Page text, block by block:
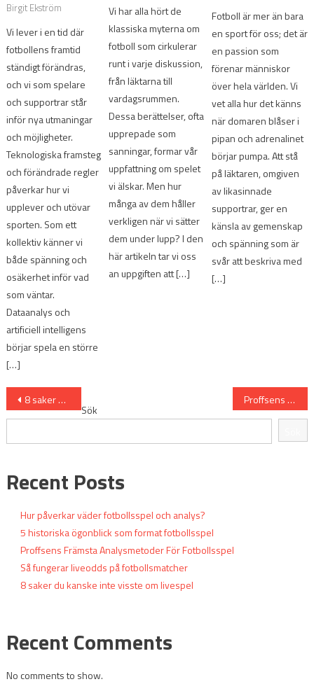
Birgit Ekström
Vi lever i en tid där
fotbollens framtid
ständigt förändras,
och vi som spelare
och supportrar står
inför nya utmaningar
och möjligheter.
Teknologiska framsteg
och förändrade regler
påverkar hur vi
upplever och utövar
sporten. Som ett
kollektiv känner vi
både spänning och
osäkerhet inför vad
som väntar.
Dataanalys och
artificiell intelligens
börjar spela en större
[…]
Vi har alla hört de
klassiska myterna om
fotboll som cirkulerar
runt i varje diskussion,
från läktarna till
vardagsrummen.
Dessa berättelser, ofta
upprepade som
sanningar, formar vår
uppfattning om spelet
vi älskar. Men hur
många av dem håller
verkligen när vi sätter
dem under lupp? I den
här artikeln tar vi oss
an uppgiften att […]
Fotboll är mer än bara
en sport för oss; det är
en passion som
förenar människor
över hela världen. Vi
vet alla hur det känns
när domaren blåser i
pipan och adrenalinet
börjar pumpa. Att stå
på läktaren, omgiven
av likasinnade
supportrar, ger en
känsla av gemenskap
och spänning som är
svår att beskriva med
[…]
Inläggsnavigering
8 saker du kanske inte visste om livespel Proffsens Främsta Analysmetoder För Fotbollsspel
Sök
Recent Posts
Hur påverkar väder fotbollsspel och analys?
5 historiska ögonblick som format fotbollsspel
Proffsens Främsta Analysmetoder För Fotbollsspel
Så fungerar liveodds på fotbollsmatcher
8 saker du kanske inte visste om livespel
Recent Comments
No comments to show.